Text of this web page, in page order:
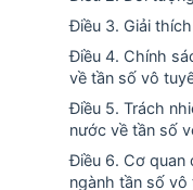
Điều 3. Giải
Điều 4. Chính
về tần số vô
Điều 5. Trách
nước về tần số
Điều 6. Cơ quan
ngành tần số vô